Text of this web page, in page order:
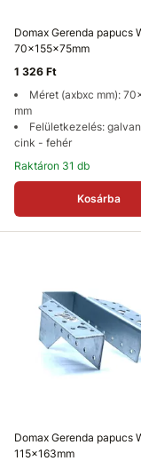
Domax Gerenda papucs
70x155x75mm
1 326 Ft
Méret (axbxc mm):
mm
Felületkezelés:
cink - fehér
Raktáron 31 db
Kosárba
Domax Gerenda papucs
115x163mm